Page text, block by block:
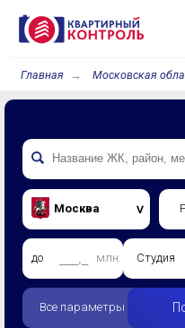
Главная Московская
Москва
до млн. Студия
Все параметры